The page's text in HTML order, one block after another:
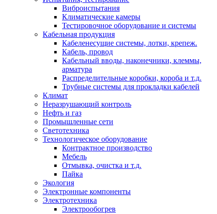
Виброиспытания
Климатические камеры
Тестировочное оборудование и системы
Кабельная продукция
Кабеленесущие системы, лотки, крепеж.
Кабель, провод
Кабельный вводы, наконечники, клеммы,
арматура
Распределительные коробки, короба и т.д.
Трубные системы для прокладки кабелей
Климат
Неразрушающий контроль
Нефть и газ
Промышленные сети
Светотехника
Технологическое оборудование
Контрактное производство
Мебель
Отмывка, очистка и т.д.
Пайка
Экология
Электронные компоненты
Электротехника
Электрообогрев